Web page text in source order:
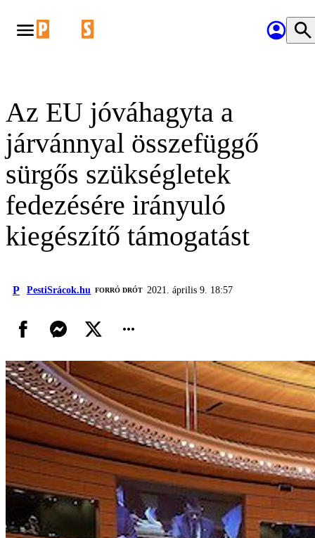
Az EU jóváhagyta a
járvánnyal összefüggő
sürgős szükségletek
fedezésére irányuló
kiegészítő támogatást
P PestiSrácok.hu FORRÓ DRÓT 2021. április 9. 18:57